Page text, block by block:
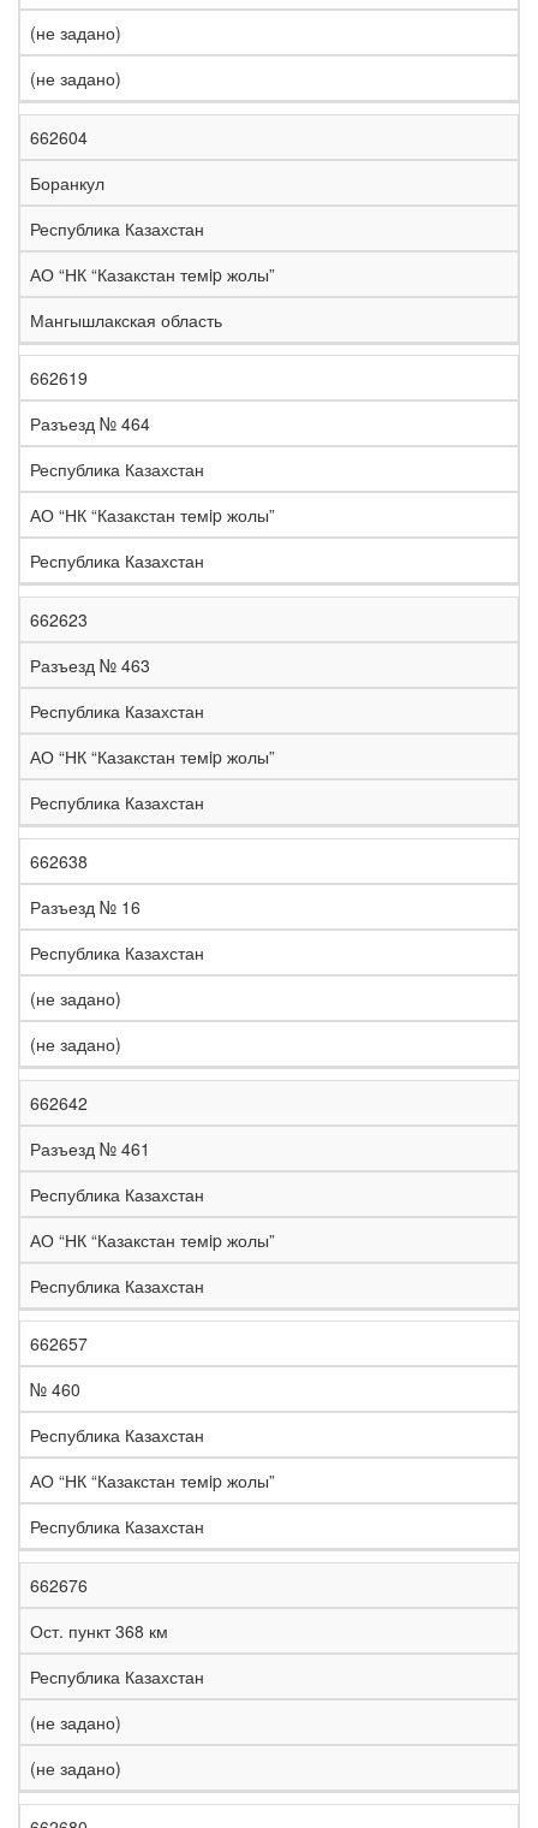
(не задано)
(не задано)
662604
Боранкул
Республика Казахстан
АО “НК “Казакстан темip жолы”
Мангышлакская область
662619
Разъезд № 464
Республика Казахстан
АО “НК “Казакстан темip жолы”
Республика Казахстан
662623
Разъезд № 463
Республика Казахстан
АО “НК “Казакстан темip жолы”
Республика Казахстан
662638
Разъезд № 16
Республика Казахстан
(не задано)
(не задано)
662642
Разъезд № 461
Республика Казахстан
АО “НК “Казакстан темip жолы”
Республика Казахстан
662657
№ 460
Республика Казахстан
АО “НК “Казакстан темip жолы”
Республика Казахстан
662676
Ост. пункт 368 км
Республика Казахстан
(не задано)
(не задано)